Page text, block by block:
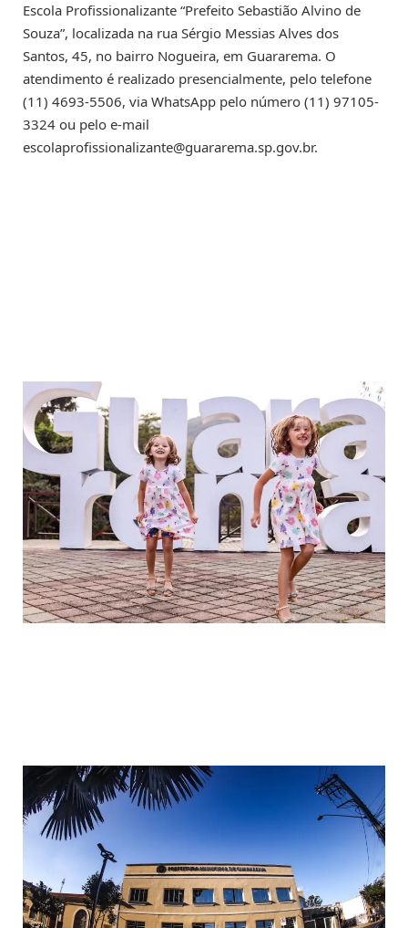
Escola Profissionalizante “Prefeito Sebastião Alvino de
Souza”, localizada na rua Sérgio Messias Alves dos
Santos, 45, no bairro Nogueira, em Guararema. O
atendimento é realizado presencialmente, pelo telefone
(11) 4693-5506, via WhatsApp pelo número (11) 97105-
3324 ou pelo e-mail
escolaprofissionalizante@guararema.sp.gov.br.